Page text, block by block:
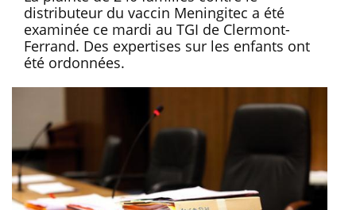
distributeur du vaccin Meningitec a été
examinée ce mardi au TGI de Clermont-
Ferrand. Des expertises sur les enfants ont
été ordonnées.